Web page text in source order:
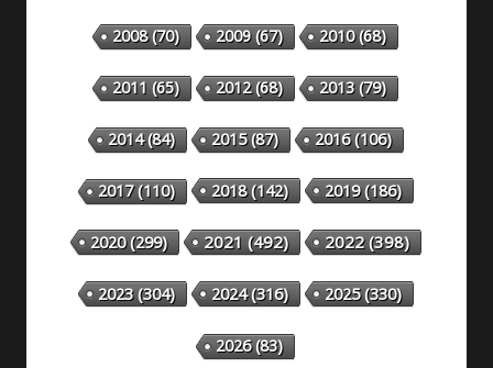
2008(70) 2009(67) 2010(68)
2011 (65) 2012(68) 2013(79)
2014(84) 2015(87) 2016(106)
2017(110) 2018(142) 2019(186)
2020(299) 2021 (492) 2022(398)
2023(304) 2024(316) 2025(330)
2026(83)